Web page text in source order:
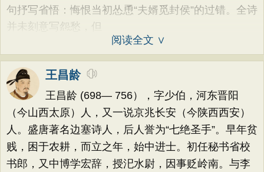
句抒写省悟：悔恨当初怂恿“夫婿觅封侯”的过错。全诗
并未刻意写怨愁，但
阅读全文 ∨
王昌龄
王昌龄 (698— 756），字少伯，河东晋阳
（今山西太原）人，又一说京兆长安（今陕西西安）
人。盛唐著名边塞诗人，后人誉为“七绝圣手”。早年贫
贱，困于农耕，而立之年，始中进士。初任秘书省校
书郎，又中博学宏辞，授汜水尉，因事贬岭南。与李